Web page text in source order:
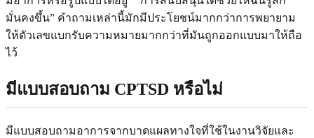
มั่นคงขึ้น” คำถามเหล่านี้มักมีประโยชน์มากกว่าการพยายาม
ให้ตัวเลขแบกรับความหมายมากกว่าที่มันถูกออกแบบมาให้ถือ
ไว้
มีแบบสอบถาม CPTSD หรือไม่
มีแบบสอบถามอาการจากบาดแผลทางใจที่ใช้ในงานวิจัยและ